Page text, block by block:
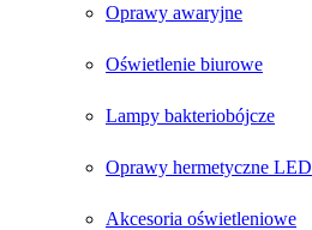
Oprawy awaryjne
Oświetlenie biurowe
Lampy bakteriobójcze
Oprawy hermetyczne LED
Akcesoria oświetleniowe